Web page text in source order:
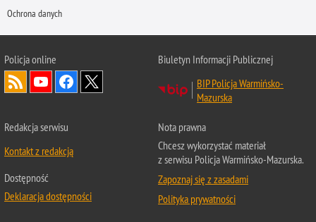
Ochrona danych
Policja online
Biuletyn Informacji Publicznej
BIP Policja Warmińsko-
Mazurska
Redakcja serwisu
Kontakt z redakcją
Dostępność
Deklaracja dostępności
Nota prawna
Chcesz wykorzystać materiał
z serwisu Policja Warmińsko-Mazurska.
Zapoznaj się z zasadami
Polityka prywatności